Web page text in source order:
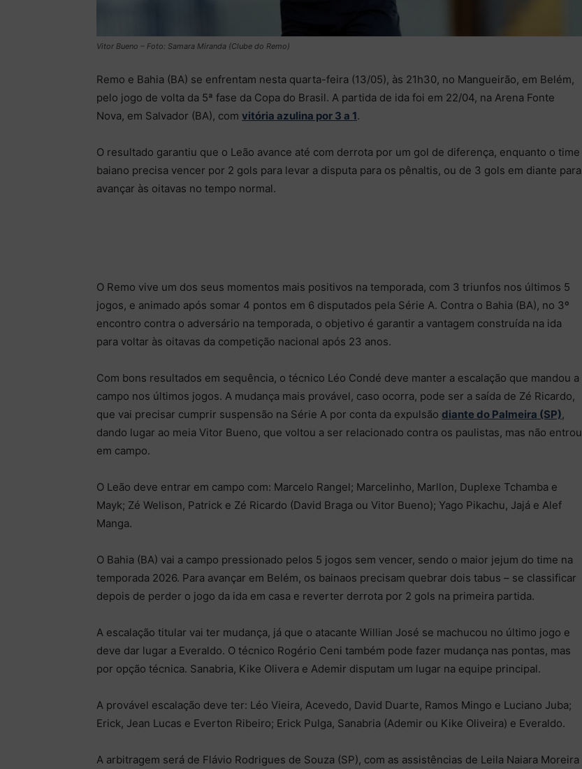
Vitor Bueno – Foto: Samara Miranda (Clube do Remo)
Remo e Bahia (BA) se enfrentam nesta quarta-feira (13/05), às 21h30, no Mangueirão, em Belém,
pelo jogo de volta da 5ª fase da Copa do Brasil. A partida de ida foi em 22/04, na Arena Fonte
Nova, em Salvador (BA), com vitória azulina por 3 a 1.
O resultado garantiu que o Leão avance até com derrota por um gol de diferença, enquanto o time
baiano precisa vencer por 2 gols para levar a disputa para os pênaltis, ou de 3 gols em diante para
avançar às oitavas no tempo normal.
O Remo vive um dos seus momentos mais positivos na temporada, com 3 triunfos nos últimos 5
jogos, e animado após somar 4 pontos em 6 disputados pela Série A. Contra o Bahia (BA), no 3º
encontro contra o adversário na temporada, o objetivo é garantir a vantagem construída na ida
para voltar às oitavas da competição nacional após 23 anos.
Com bons resultados em sequência, o técnico Léo Condé deve manter a escalação que mandou a
campo nos últimos jogos. A mudança mais provável, caso ocorra, pode ser a saída de Zé Ricardo,
que vai precisar cumprir suspensão na Série A por conta da expulsão diante do Palmeira (SP),
dando lugar ao meia Vitor Bueno, que voltou a ser relacionado contra os paulistas, mas não entrou
em campo.
O Leão deve entrar em campo com: Marcelo Rangel; Marcelinho, Marllon, Duplexe Tchamba e
Mayk; Zé Welison, Patrick e Zé Ricardo (David Braga ou Vitor Bueno); Yago Pikachu, Jajá e Alef
Manga.
O Bahia (BA) vai a campo pressionado pelos 5 jogos sem vencer, sendo o maior jejum do time na
temporada 2026. Para avançar em Belém, os bainaos precisam quebrar dois tabus – se classificar
depois de perder o jogo da ida em casa e reverter derrota por 2 gols na primeira partida.
A escalação titular vai ter mudança, já que o atacante Willian José se machucou no último jogo e
deve dar lugar a Everaldo. O técnico Rogério Ceni também pode fazer mudança nas pontas, mas
por opção técnica. Sanabria, Kike Olivera e Ademir disputam um lugar na equipe principal.
A provável escalação deve ter: Léo Vieira, Acevedo, David Duarte, Ramos Mingo e Luciano Juba;
Erick, Jean Lucas e Everton Ribeiro; Erick Pulga, Sanabria (Ademir ou Kike Oliveira) e Everaldo.
A arbitragem será de Flávio Rodrigues de Souza (SP), com as assistências de Leila Naiara Moreira